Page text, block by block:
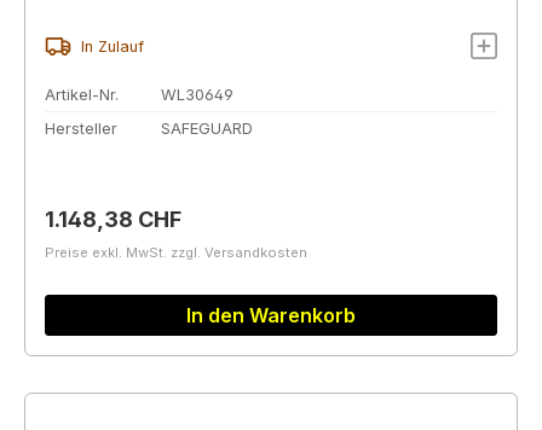
In Zulauf
Artikel-Nr.
WL30649
Hersteller
SAFEGUARD
Regulärer Preis:
1.148,38 CHF
Preise exkl. MwSt. zzgl. Versandkosten
In den Warenkorb